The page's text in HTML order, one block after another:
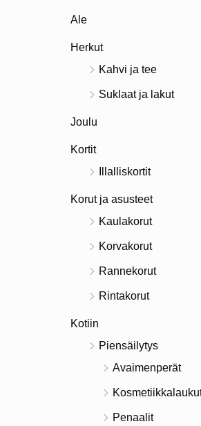
Ale
Herkut
Kahvi ja tee
Suklaat ja lakut
Joulu
Kortit
Illalliskortit
Korut ja asusteet
Kaulakorut
Korvakorut
Rannekorut
Rintakorut
Kotiin
Piensäilytys
Avaimenperät
Penaalit